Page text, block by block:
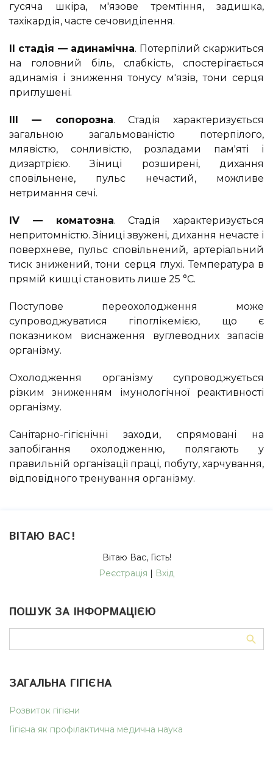
гусяча шкіра, м'язове тремтіння, задишка,
тахікардія, часте сечовиділення.
II стадія — адинамічна. Потерпілий скаржиться
на головний біль, слабкість, спостерігається
адинамія і зниження тонусу м'язів, тони серця
приглушені.
III — сопорозна. Стадія характеризується
загальною загальмованістю потерпілого,
млявістю, сонливістю, розладами пам'яті і
дизартрією. Зіниці розширені, дихання
сповільнене, пульс нечастий, можливе
нетримання сечі.
IV — коматозна. Стадія характеризується
непритомністю. Зіниці звужені, дихання нечасте і
поверхневе, пульс сповільнений, артеріальний
тиск знижений, тони серця глухі. Температура в
прямій кишці становить лише 25 °С.
Поступове переохолодження може
супроводжуватися гіпоглікемією, що є
показником виснаження вуглеводних запасів
організму.
Охолодження організму супроводжується
різким зниженням імунологічної реактивності
організму.
Санітарно-гігієнічні заходи, спрямовані на
запобігання охолодженню, полягають у
правильній організації праці, побуту, харчування,
відповідного тренування організму.
ВІТАЮ ВАС!
Вітаю Вас, Гість!
Реєстрація | Вхід
ПОШУК ЗА ІНФОРМАЦІЄЮ
ЗАГАЛЬНА ГІГІЄНА
Розвиток гігієни
Гігієна як профілактична медична наука